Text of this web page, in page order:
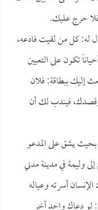
حرج عليك.
كل من لقيت فادعه،
تكون على التعيين
إليك ببطاقة: فلان
فيندب لك أن
بحيث يشق على المدعو
وليمة في مدينة مدني
أسرته وعياله